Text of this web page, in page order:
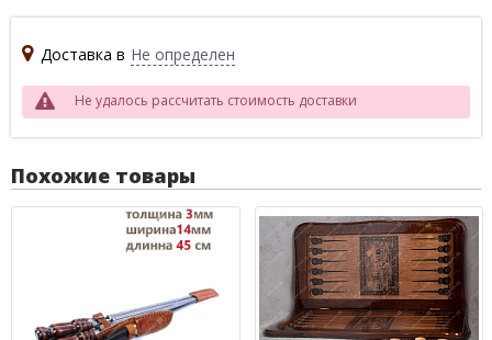
Доставка в Не определен
Не удалось рассчитать стоимость доставки
Похожие товары